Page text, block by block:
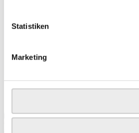
Statistiken
Marketing